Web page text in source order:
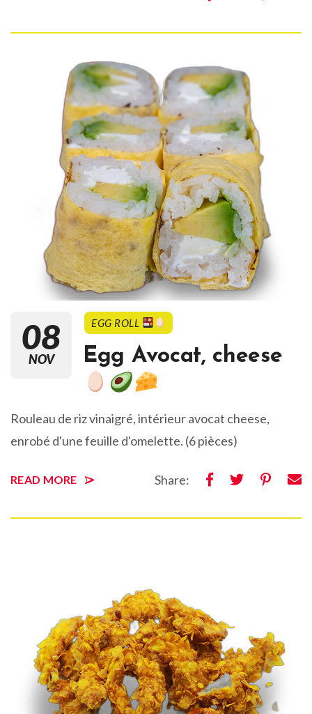
08
NOV
EGG ROLL
Egg Avocat, cheese
Rouleau de riz vinaigré, intérieur avocat cheese,
enrobé d'une feuille d'omelette. (6 pièces)
READ MORE Share: